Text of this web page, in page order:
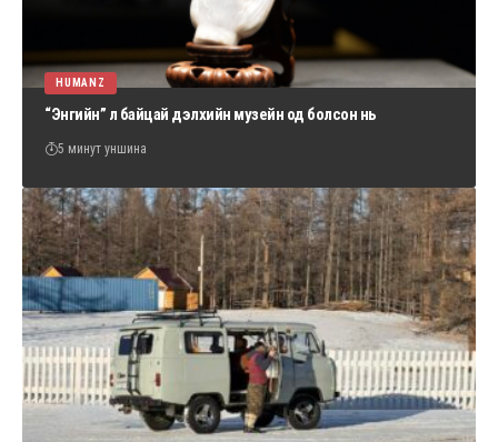
HUMANZ
“Энгийн” л байцай дэлхийн музейн од болсон нь
5 минут уншина